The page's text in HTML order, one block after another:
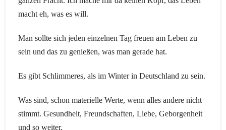
macht eh, was es will.
Man sollte sich jeden einzelnen Tag freuen am Leben zu
sein und das zu genießen, was man gerade hat.
Es gibt Schlimmeres, als im Winter in Deutschland zu sein.
Was sind, schon materielle Werte, wenn alles andere nicht
stimmt. Gesundheit, Freundschaften, Liebe, Geborgenheit
und so weiter.